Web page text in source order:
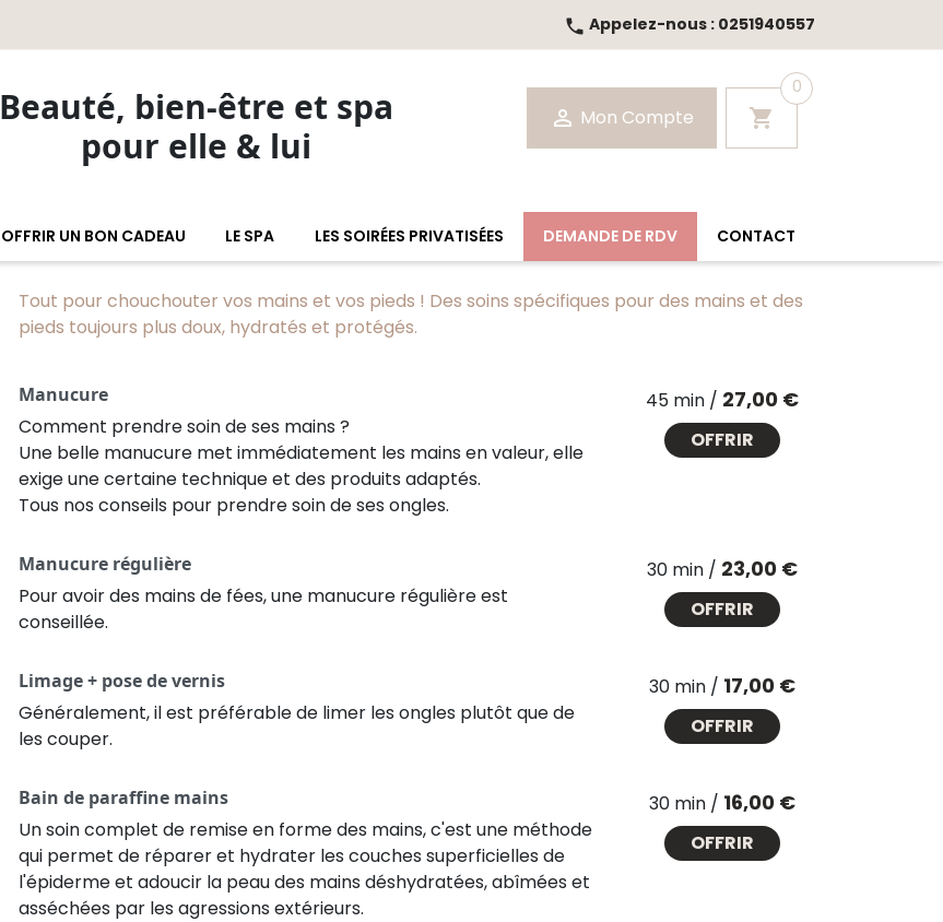
call Appelez-nous : 0251940557
Beauté, bien-être et spa
pour elle & lui
 Mon Compte shopping_cart
0
OFFRIR UN BON CADEAU LE SPA LES SOIRÉES PRIVATISÉES DEMANDE DE RDV CONTACT
Tout pour chouchouter vos mains et vos pieds ! Des soins spécifiques pour des mains et des
pieds toujours plus doux, hydratés et protégés.
Manucure
Comment prendre soin de ses mains ?
Une belle manucure met immédiatement les mains en valeur, elle
exige une certaine technique et des produits adaptés.
Tous nos conseils pour prendre soin de ses ongles.
45 min / Prix
27,00 €
OFFRIR
Manucure régulière
Pour avoir des mains de fées, une manucure régulière est
conseillée.
30 min / Prix
23,00 €
OFFRIR
Limage + pose de vernis
Généralement, il est préférable de limer les ongles plutôt que de
les couper.
30 min / Prix
17,00 €
OFFRIR
Bain de paraffine mains
Un soin complet de remise en forme des mains, c'est une méthode
qui permet de réparer et hydrater les couches superficielles de
l'épiderme et adoucir la peau des mains déshydratées, abîmées et
asséchées par les agressions extérieurs.
30 min / Prix
16,00 €
OFFRIR